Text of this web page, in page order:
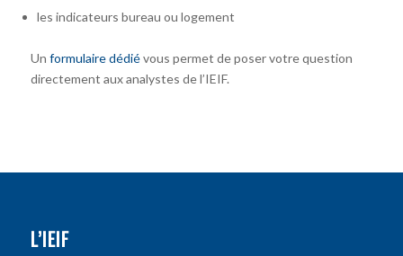
les indicateurs bureau ou logement
Un formulaire dédiévous permet de poser votre question
directement aux analystes de l’IEIF.
L’IEIF